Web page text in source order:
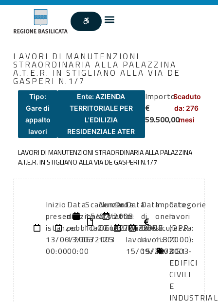
LAVORI DI MANUTENZIONI
STRAORDINARIA ALLA PALAZZINA
A.T.E.R. IN STIGLIANO ALLA VIA DE
GASPERI N.1/7
Tipo:
Gare di
appalto
lavori
Ente: AZIENDA
TERRITORIALE PER
L'EDILIZIA
RESIDENZIALE ATER
Importo
€
59.500,00
Scaduto
da: 276
mesi
LAVORI DI MANUTENZIONI STRAORDINARIA ALLA PALAZZINA
A.T.E.R. IN STIGLIANO ALLA VIA DE GASPERI N.1/7
Inizio
presentazione
istanze:
13/06/2003
00:00
Data
di
pubblicazione:
13/06/2003
00:00
Scadenza:
15/07/2003
10:00
Numero
atto:
DELIBERAZIONE
125
Data
atto:
12/06/2003
Data
di
inizio
lavori:
15/09/2003
Data
di
fine
lavori:
15/12/2003
Importo
oneri
sicurezza:
1.800
Categorie
lavori
(DPR
2000):
OG1 -
EDIFICI
CIVILI
E